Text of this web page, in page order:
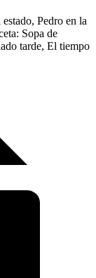
Pedro en la
Sopa de
tarde, El tiempo